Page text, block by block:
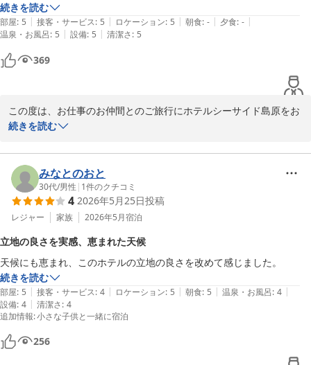
連休でも変わらない「1年通じて通年均一価格」でお待ちしており
ます。
「泊まって後悔は無い」とのお言葉を励みに、今後も精進してまい
ります。またのお越しを心よりお待ち申し上げております。
2026-06-22
ない。本館1F離れより新館最上階の風呂の方が快適です。あっちは露
天はいいのですけど、日帰り客も使うみたいで混みます。
続きを読む
部屋: 5 | 接客・サービス: 5 | ロケーション: 5 | 朝食: - | 夕食: - |
温泉・お風呂: 5 | 設備: 5 | 清潔さ: 5
369
この度は、お仕事のお仲間とのご旅行にホテルシーサイド島原をお
選びいただき、誠にありがとうございます。また、嬉しいご感想を
広めのツインルームにて、静かにゆったりとお過ごしいただけたご
様子で大変嬉しく存じます。当館自慢の日本有数の「高濃度炭酸
泉」ならではのとろけるような心地よさを存分にご体感いただけた
とのこと、何よりでございます。
一方で、本館1階の露天風呂におきましては、日帰りのお客様で混
雑しておりご配慮が至らず申し訳ございませんでした。有明海を一
望できる新館6階の展望浴場を快適にご利用いただけたのは幸いで
ございますが、頂戴したご意見は真摯に受け止め、今後の改善の課
題とさせていただきます。
当館は大型連休でも変わらない「1年通じて通年均一価格」でお迎
えしております。次回お越しの際は、島原名物「具雑煮」などの地
続きを読む
みなとのおと
30代/男性 | 1件のクチコミ
4 2026年5月25日投稿
レジャー 家族 2026年5月宿泊
立地の良さを実感、恵まれた天候
天候にも恵まれ、このホテルの立地の良さを改めて感じました。
続きを読む
部屋: 5 | 接客・サービス: 4 | ロケーション: 5 | 朝食: 5 | 温泉・お風呂: 4 |
設備: 4 | 清潔さ: 4
追加情報:小さな子供と一緒に宿泊
256